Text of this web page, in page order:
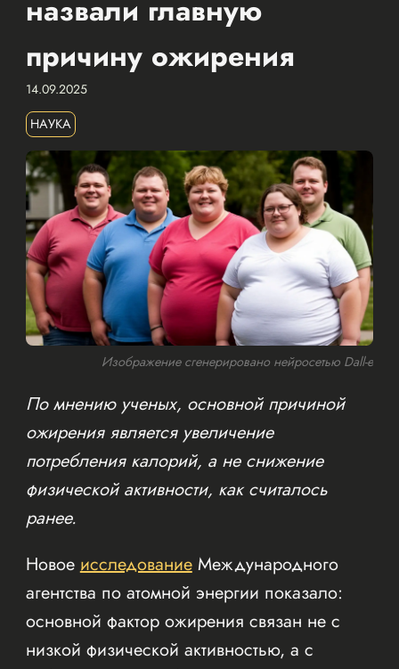
назвали главную
причину ожирения
14.09.2025
НАУКА
Изображение сгенерировано нейросетью Dall-e
По мнению ученых, основной причиной
ожирения является увеличение
потребления калорий, а не снижение
физической активности, как считалось
ранее.
НовоеисследованиеМеждународного
агентства по атомной энергии показало:
основной фактор ожирения связан не с
низкой физической активностью, а с